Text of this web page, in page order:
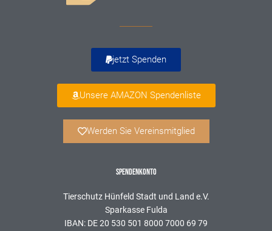
jetzt Spenden
Unsere AMAZON Spendenliste
Werden Sie Vereinsmitglied
SPENDENKONTO
Tierschutz Hünfeld Stadt und Land e.V.
Sparkasse Fulda
IBAN: DE 20 530 501 8000 7000 69 79